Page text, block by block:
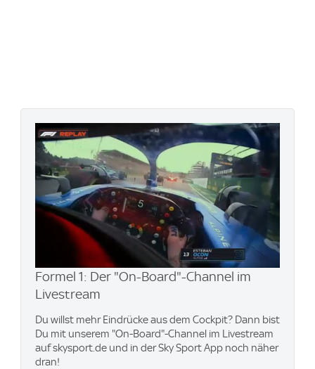
Formel 1: Der "On-Board"-Channel im
Livestream
Du willst mehr Eindrücke aus dem Cockpit? Dann bist
Du mit unserem "On-Board"-Channel im Livestream
auf skysport.de und in der Sky Sport App noch näher
dran!